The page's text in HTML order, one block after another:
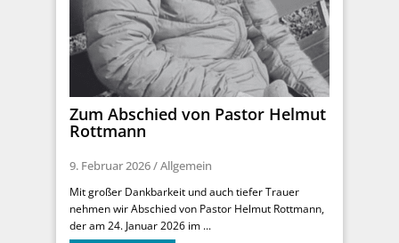
Zum Abschied von Pastor Helmut
Rottmann
9. Februar 2026/Allgemein
Mit großer Dankbarkeit und auch tiefer Trauer
nehmen wir Abschied von Pastor Helmut Rottmann,
der am 24. Januar 2026 im ...